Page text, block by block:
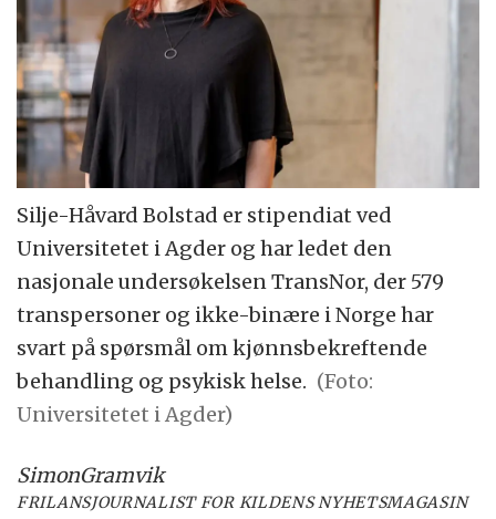
Silje-Håvard Bolstad er stipendiat ved
Universitetet i Agder og har ledet den
nasjonale undersøkelsen TransNor, der 579
transpersoner og ikke-binære i Norge har
svart på spørsmål om kjønnsbekreftende
behandling og psykisk helse. (Foto:
Universitetet i Agder)
SimonGramvik
FRILANSJOURNALIST FOR KILDENS NYHETSMAGASIN